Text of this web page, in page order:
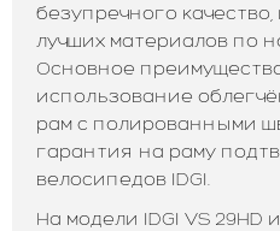
безупречного
лучших материалов по
Основное
использование
рам с полированными
гарантия на раму
велосипедов IDGI.
На модели IDGI VS 29HD